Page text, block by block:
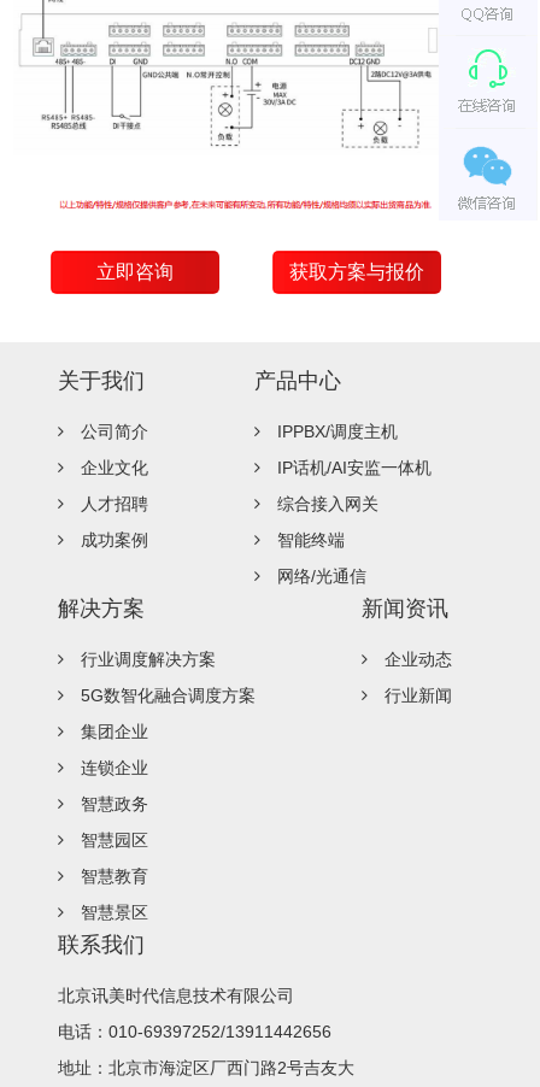
立即咨询 获取方案与报价
关于我们
公司简介
企业文化
人才招聘
成功案例
产品中心
IPPBX/调度主机
IP话机/AI安监一体机
综合接入网关
智能终端
网络/光通信
解决方案
行业调度解决方案
5G数智化融合调度方案
集团企业
连锁企业
智慧政务
智慧园区
智慧教育
智慧景区
新闻资讯
企业动态
行业新闻
联系我们
北京讯美时代信息技术有限公司
电话：010-69397252/13911442656
地址：北京市海淀区厂西门路2号吉友大